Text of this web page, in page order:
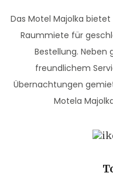
Das Motel Majolka
Raummiete für
Bestellung. Neben
freundlichem
Übernachtungen
Motela